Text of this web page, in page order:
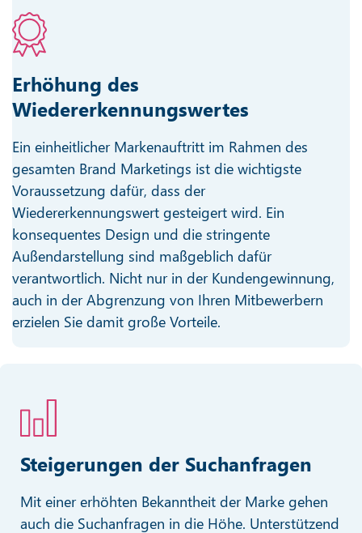
Erhöhung des
Wiedererkennungswertes
Ein einheitlicher Markenauftritt im Rahmen des
gesamten Brand Marketings ist die wichtigste
Voraussetzung dafür, dass der
Wiedererkennungswert gesteigert wird. Ein
konsequentes Design und die stringente
Außendarstellung sind maßgeblich dafür
verantwortlich. Nicht nur in der Kundengewinnung,
auch in der Abgrenzung von Ihren Mitbewerbern
erzielen Sie damit große Vorteile.
Steigerungen der Suchanfragen
Mit einer erhöhten Bekanntheit der Marke gehen
auch die Suchanfragen in die Höhe. Unterstützend